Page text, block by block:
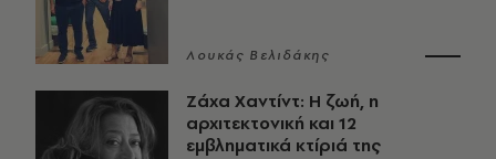
Λουκάς Βελιδάκης
Ζάχα Χαντίντ: Η ζωή, η
αρχιτεκτονική και 12
εμβληματικά κτίριά της